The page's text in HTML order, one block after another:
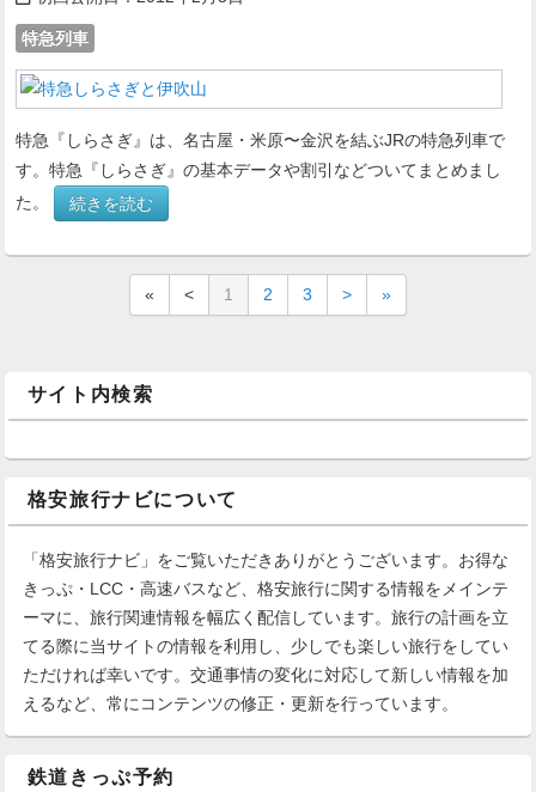
特急列車
特急『しらさぎ』は、名古屋・米原〜金沢を結ぶJRの特急列車で
す。特急『しらさぎ』の基本データや割引などついてまとめまし
た。
続きを読む
« < 1 2 3 > »
サイト内検索
格安旅行ナビについて
「格安旅行ナビ」をご覧いただきありがとうございます。お得な
きっぷ・LCC・高速バスなど、格安旅行に関する情報をメインテ
ーマに、旅行関連情報を幅広く配信しています。旅行の計画を立
てる際に当サイトの情報を利用し、少しでも楽しい旅行をしてい
ただければ幸いです。交通事情の変化に対応して新しい情報を加
えるなど、常にコンテンツの修正・更新を行っています。
鉄道きっぷ予約